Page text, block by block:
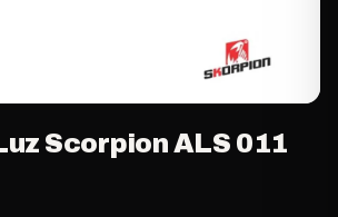
Scorpion ALS 011